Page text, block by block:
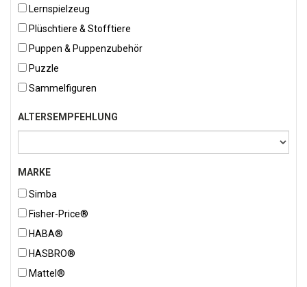
Lernspielzeug
Plüschtiere & Stofftiere
Puppen & Puppenzubehör
Puzzle
Sammelfiguren
ALTERSEMPFEHLUNG
MARKE
Simba
Fisher-Price®
HABA®
HASBRO®
Mattel®